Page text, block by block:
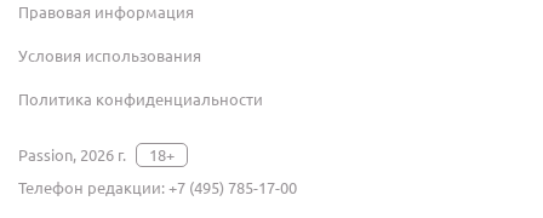
Правовая информация
Условия использования
Политика конфиденциальности
Passion, 2026 г.
18+
Телефон редакции:+7 (495) 785-17-00